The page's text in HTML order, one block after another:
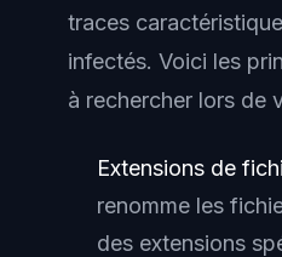
traces
infectés. Voici les
à rechercher lors de
Extensions de
renomme les
des extensions